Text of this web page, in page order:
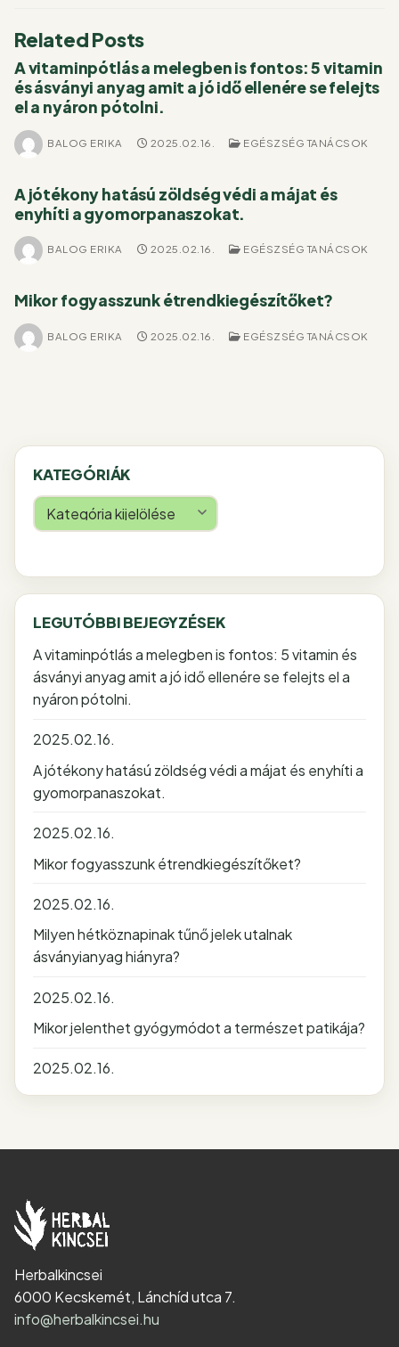
Related Posts
A vitaminpótlás a melegben is fontos: 5 vitamin
és ásványi anyag amit a jó idő ellenére se felejts
el a nyáron pótolni.
BALOG ERIKA 2025.02.16. EGÉSZSÉG TANÁCSOK
A jótékony hatású zöldség védi a májat és
enyhíti a gyomorpanaszokat.
BALOG ERIKA 2025.02.16. EGÉSZSÉG TANÁCSOK
Mikor fogyasszunk étrendkiegészítőket?
BALOG ERIKA 2025.02.16. EGÉSZSÉG TANÁCSOK
KATEGÓRIÁK
Kategóriák
LEGUTÓBBI BEJEGYZÉSEK
A vitaminpótlás a melegben is fontos: 5 vitamin és
ásványi anyag amit a jó idő ellenére se felejts el a
nyáron pótolni.
2025.02.16.
A jótékony hatású zöldség védi a májat és enyhíti a
gyomorpanaszokat.
2025.02.16.
Mikor fogyasszunk étrendkiegészítőket?
2025.02.16.
Milyen hétköznapinak tűnő jelek utalnak
ásványianyag hiányra?
2025.02.16.
Mikor jelenthet gyógymódot a természet patikája?
2025.02.16.
Herbalkincsei
6000 Kecskemét, Lánchíd utca 7.
info@herbalkincsei.hu